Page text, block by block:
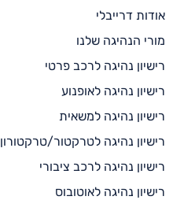
אודות דרייבלי
מורי הנהיגה שלנו
רישיון נהיגה לרכב פרטי
רישיון נהיגה לאופנוע
רישיון נהיגה למשאית
רישיון נהיגה לטרקטור/טרקטורון
רישיון נהיגה לרכב ציבורי
רישיון נהיגה לאוטובוס